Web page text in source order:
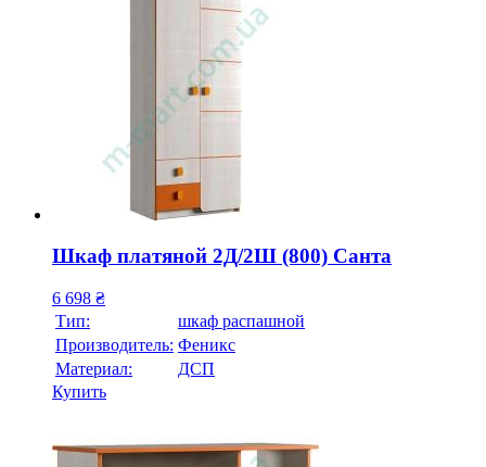
Шкаф платяной 2Д/2Ш (800) Санта
6 698 ₴
Тип:
шкаф распашной
Производитель: Феникс
Материал:
ДСП
Купить